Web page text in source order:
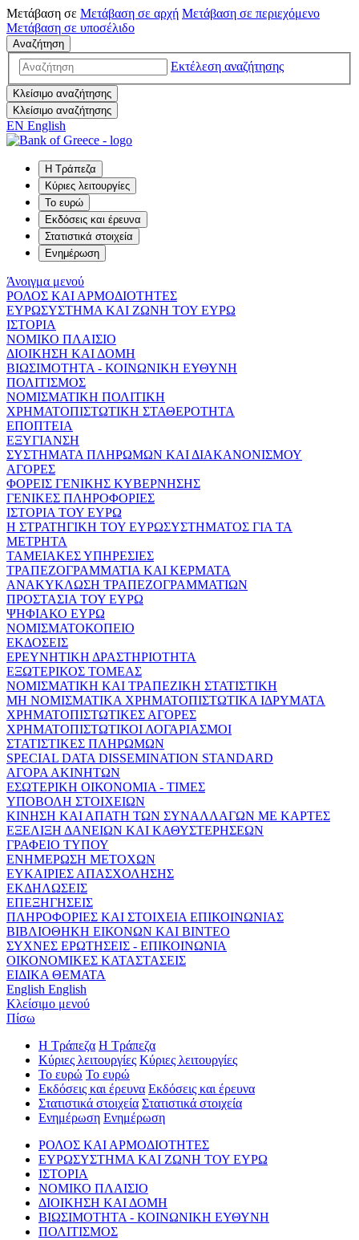
Μετάβαση σε Μετάβαση σε αρχή Μετάβαση σε περιεχόμενο
Μετάβαση σε υποσέλιδο
Αναζήτηση
Εκτέλεση αναζήτησης
Κλείσιμο αναζήτησης
Κλείσιμο αναζήτησης
EN English
Η Τράπεζα
Κύριες λειτουργίες
Το ευρώ
Εκδόσεις και έρευνα
Στατιστικά στοιχεία
Ενημέρωση
Άνοιγμα μενού
ΡΟΛΟΣ ΚΑΙ ΑΡΜΟΔΙΟΤΗΤΕΣ
ΕΥΡΩΣΥΣΤΗΜΑ ΚΑΙ ΖΩΝΗ ΤΟΥ ΕΥΡΩ
ΙΣΤΟΡΙΑ
ΝΟΜΙΚΟ ΠΛΑΙΣΙΟ
ΔΙΟΙΚΗΣΗ ΚΑΙ ΔΟΜΗ
ΒΙΩΣΙΜΟΤΗΤΑ - ΚΟΙΝΩΝΙΚΗ ΕΥΘΥΝΗ
ΠΟΛΙΤΙΣΜΟΣ
ΝΟΜΙΣΜΑΤΙΚΗ ΠΟΛΙΤΙΚΗ
ΧΡΗΜΑΤΟΠΙΣΤΩΤΙΚΗ ΣΤΑΘΕΡΟΤΗΤΑ
ΕΠΟΠΤΕΙΑ
ΕΞΥΓΙΑΝΣΗ
ΣΥΣΤΗΜΑΤΑ ΠΛΗΡΩΜΩΝ ΚΑΙ ΔΙΑΚΑΝΟΝΙΣΜΟΥ
ΑΓΟΡΕΣ
ΦΟΡΕΙΣ ΓΕΝΙΚΗΣ ΚΥΒΕΡΝΗΣΗΣ
ΓΕΝΙΚΕΣ ΠΛΗΡΟΦΟΡΙΕΣ
ΙΣΤΟΡΙΑ ΤΟΥ ΕΥΡΩ
Η ΣΤΡΑΤΗΓΙΚΗ ΤΟΥ ΕΥΡΩΣΥΣΤΗΜΑΤΟΣ ΓΙΑ ΤΑ
ΜΕΤΡΗΤΑ
ΤΑΜΕΙΑΚΕΣ ΥΠΗΡΕΣΙΕΣ
ΤΡΑΠΕΖΟΓΡΑΜΜΑΤΙΑ ΚΑΙ ΚΕΡΜΑΤΑ
ΑΝΑΚΥΚΛΩΣΗ ΤΡΑΠΕΖΟΓΡΑΜΜΑΤΙΩΝ
ΠΡΟΣΤΑΣΙΑ ΤΟΥ ΕΥΡΩ
ΨΗΦΙΑΚΟ ΕΥΡΩ
ΝΟΜΙΣΜΑΤΟΚΟΠΕΙΟ
ΕΚΔΟΣΕΙΣ
ΕΡΕΥΝΗΤΙΚΗ ΔΡΑΣΤΗΡΙΟΤΗΤΑ
ΕΞΩΤΕΡΙΚΟΣ ΤΟΜΕΑΣ
ΝΟΜΙΣΜΑΤΙΚΗ ΚΑΙ ΤΡΑΠΕΖΙΚΗ ΣΤΑΤΙΣΤΙΚΗ
ΜΗ ΝΟΜΙΣΜΑΤΙΚΑ ΧΡΗΜΑΤΟΠΙΣΤΩΤΙΚΑ ΙΔΡΥΜΑΤΑ
ΧΡΗΜΑΤΟΠΙΣΤΩΤΙΚΕΣ ΑΓΟΡΕΣ
ΧΡΗΜΑΤΟΠΙΣΤΩΤΙΚΟΙ ΛΟΓΑΡΙΑΣΜΟΙ
ΣΤΑΤΙΣΤΙΚΕΣ ΠΛΗΡΩΜΩΝ
SPECIAL DATA DISSEMINATION STANDARD
ΑΓΟΡΑ ΑΚΙΝΗΤΩΝ
ΕΣΩΤΕΡΙΚΗ ΟΙΚΟΝΟΜΙΑ - ΤΙΜΕΣ
ΥΠΟΒΟΛΗ ΣΤΟΙΧΕΙΩΝ
ΚΙΝΗΣΗ ΚΑΙ ΑΠΑΤΗ ΤΩΝ ΣΥΝΑΛΛΑΓΩΝ ΜΕ ΚΑΡΤΕΣ
ΕΞΕΛΙΞΗ ΔΑΝΕΙΩΝ ΚΑΙ ΚΑΘΥΣΤΕΡΗΣΕΩΝ
ΓΡΑΦΕΙΟ ΤΥΠΟΥ
ΕΝΗΜΕΡΩΣΗ ΜΕΤΟΧΩΝ
ΕΥΚΑΙΡΙΕΣ ΑΠΑΣΧΟΛΗΣΗΣ
ΕΚΔΗΛΩΣΕΙΣ
ΕΠΕΞΗΓΗΣΕΙΣ
ΠΛΗΡΟΦΟΡΙΕΣ ΚΑΙ ΣΤΟΙΧΕΙΑ ΕΠΙΚΟΙΝΩΝΙΑΣ
ΒΙΒΛΙΟΘΗΚΗ ΕΙΚΟΝΩΝ ΚΑΙ ΒΙΝΤΕΟ
ΣΥΧΝΕΣ ΕΡΩΤΗΣΕΙΣ - ΕΠΙΚΟΙΝΩΝΙΑ
ΟΙΚΟΝΟΜΙΚΕΣ ΚΑΤΑΣΤΑΣΕΙΣ
ΕΙΔΙΚΑ ΘΕΜΑΤΑ
English English
Κλείσιμο μενού
Πίσω
Η Τράπεζα Η Τράπεζα
Κύριες λειτουργίες Κύριες λειτουργίες
Το ευρώ Το ευρώ
Εκδόσεις και έρευνα Εκδόσεις και έρευνα
Στατιστικά στοιχεία Στατιστικά στοιχεία
Ενημέρωση Ενημέρωση
ΡΟΛΟΣ ΚΑΙ ΑΡΜΟΔΙΟΤΗΤΕΣ
ΕΥΡΩΣΥΣΤΗΜΑ ΚΑΙ ΖΩΝΗ ΤΟΥ ΕΥΡΩ
ΙΣΤΟΡΙΑ
ΝΟΜΙΚΟ ΠΛΑΙΣΙΟ
ΔΙΟΙΚΗΣΗ ΚΑΙ ΔΟΜΗ
ΒΙΩΣΙΜΟΤΗΤΑ - ΚΟΙΝΩΝΙΚΗ ΕΥΘΥΝΗ
ΠΟΛΙΤΙΣΜΟΣ